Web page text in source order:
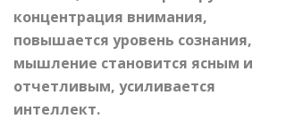
концентрация внимания,
повышается уровень сознания,
мышление становится ясным и
отчетливым, усиливается
интеллект.